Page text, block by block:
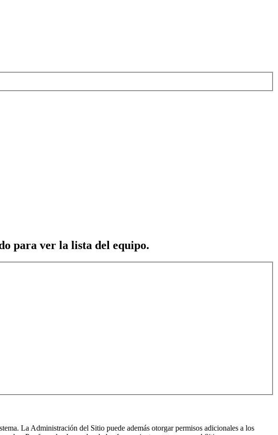
para ver la lista del equipo.
La Administración del Sitio puede además otorgar permisos adicionales a los